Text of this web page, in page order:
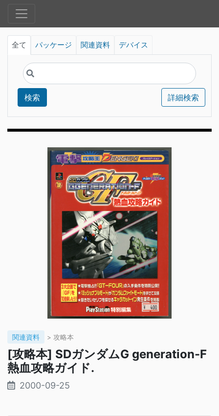
全て パッケージ 関連資料 デバイス
検索 詳細検索
関連資料 > 攻略本
[攻略本] SDガンダムG generation-F
熱血攻略ガイド.
2000-09-25